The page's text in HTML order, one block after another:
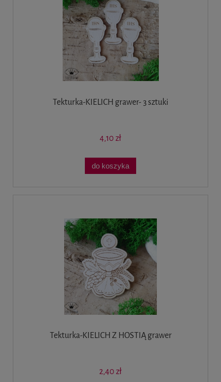
Tekturka-KIELICH grawer- 3 sztuki
4,10 zł
do koszyka
Tekturka-KIELICH Z HOSTIĄ grawer
2,40 zł